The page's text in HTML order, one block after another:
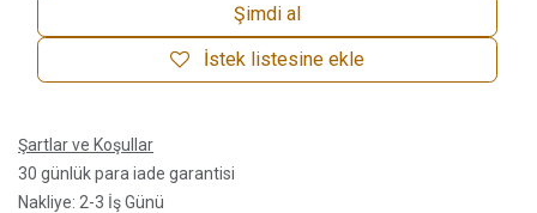
Şimdi al
İstek listesine ekle
Şartlar ve Koşullar
30 günlük para iade garantisi
Nakliye: 2-3 İş Günü